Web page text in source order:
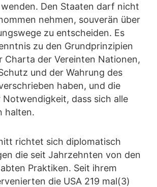
Den Staaten darf nicht
nehmen, souverän über
zu entscheiden. Es
zu den Grundprinzipien
Charta der Vereinten Nationen,
und der Wahrung des
haben, und die
Notwendigkeit, dass sich alle
halten.
richtet sich diplomatisch
die seit Jahrzehnten von den
Praktiken. Seit ihrem
die USA 219 mal(3)